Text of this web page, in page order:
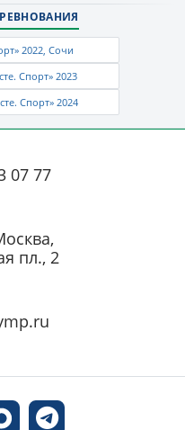
2022, Сочи
Спорт» 2023
Спорт» 2024
07 77
пл., 2